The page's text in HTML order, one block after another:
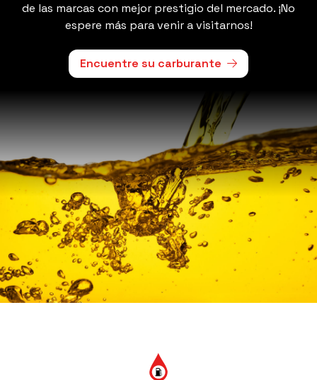
de las marcas con mejor prestigio del mercado. ¡No
espere más para venir a visitarnos!
Encuentre su carburante